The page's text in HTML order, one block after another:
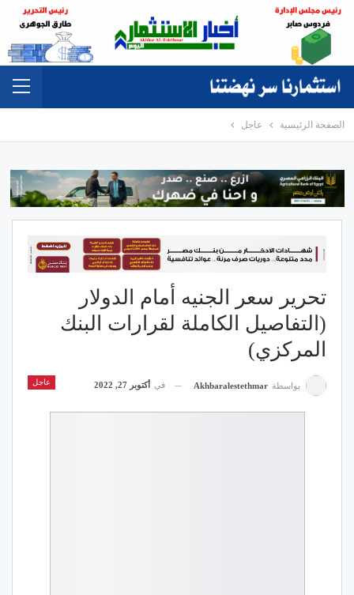
الصفحة الرئيسية عاجل
تحرير سعر الجنيه أمام الدولار
(التفاصيل الكاملة لقرارات البنك
المركزي)
عاجل بواسطة Akhbaralestethmar في أكتوبر 27, 2022